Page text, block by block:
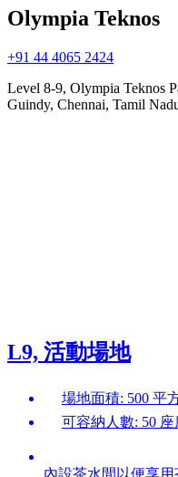
Olympia Teknos
+91 44 4065 2424
Level 8-9, Olympia Teknos
Guindy, Chennai, Tamil
L9, 活動場地
場地面積: 500 平
可容納人數: 50 座